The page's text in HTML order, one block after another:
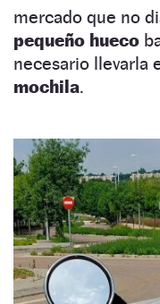
mercado que no
pequeño hueco
necesario llevarla
mochila.